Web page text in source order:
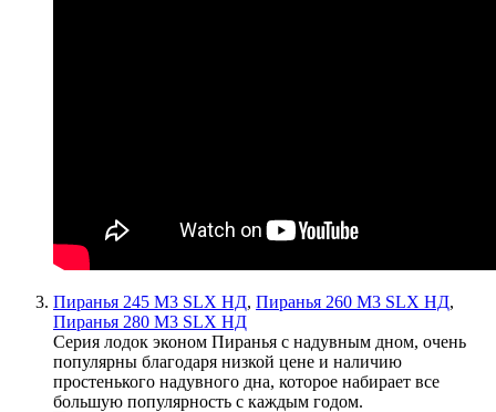
Пиранья 245 M3 SLX НД, Пиранья 260 M3 SLX НД,
Пиранья 280 M3 SLX НД
Серия лодок эконом Пиранья с надувным дном, очень
популярны благодаря низкой цене и наличию
простенького надувного дна, которое набирает все
большую популярность с каждым годом.